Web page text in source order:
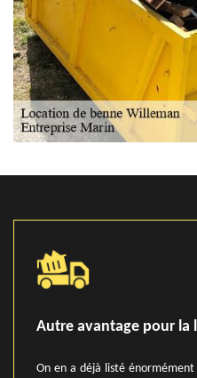
Autre avantage pour la
On en a déjà listé